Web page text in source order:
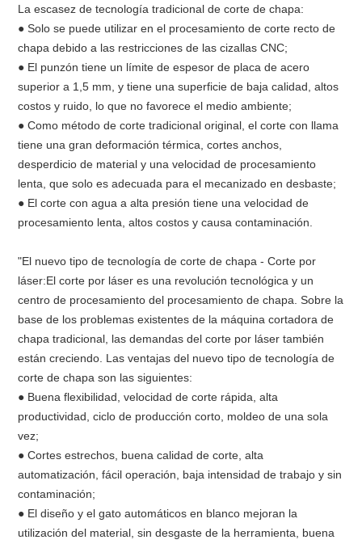
La escasez de tecnología tradicional de corte de chapa:
● Solo se puede utilizar en el procesamiento de corte recto de
chapa debido a las restricciones de las cizallas CNC;
● El punzón tiene un límite de espesor de placa de acero
superior a 1,5 mm, y tiene una superficie de baja calidad, altos
costos y ruido, lo que no favorece el medio ambiente;
● Como método de corte tradicional original, el corte con llama
tiene una gran deformación térmica, cortes anchos,
desperdicio de material y una velocidad de procesamiento
lenta, que solo es adecuada para el mecanizado en desbaste;
● El corte con agua a alta presión tiene una velocidad de
procesamiento lenta, altos costos y causa contaminación.
"El nuevo tipo de tecnología de corte de chapa - Corte por
láser:El corte por láser es una revolución tecnológica y un
centro de procesamiento del procesamiento de chapa. Sobre la
base de los problemas existentes de la máquina cortadora de
chapa tradicional, las demandas del corte por láser también
están creciendo. Las ventajas del nuevo tipo de tecnología de
corte de chapa son las siguientes:
● Buena flexibilidad, velocidad de corte rápida, alta
productividad, ciclo de producción corto, moldeo de una sola
vez;
● Cortes estrechos, buena calidad de corte, alta
automatización, fácil operación, baja intensidad de trabajo y sin
contaminación;
● El diseño y el gato automáticos en blanco mejoran la
utilización del material, sin desgaste de la herramienta, buena